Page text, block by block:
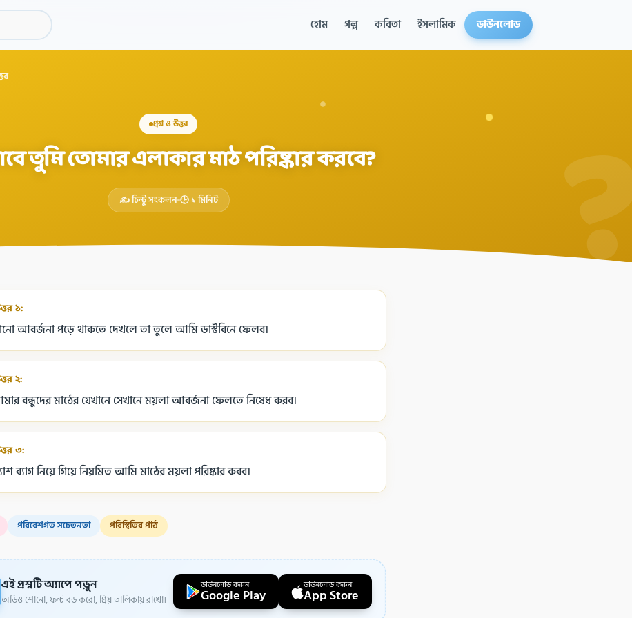
হোম গল্প কবিতা ইসলামিক ডাউনলোড
প্রশ্ন ও উত্তর
তুমি তোমার এলাকার মাঠ পরিষ্কার করবে?
✍️ চিন্টু সংকলন 🕒 ১ মিনিট
১:
আবর্জনা পড়ে থাকতে দেখলে তা তুলে আমি ডাস্টবিনে ফেলব।
২:
বন্ধুদের মাঠের যেখানে সেখানে ময়লা আবর্জনা ফেলতে নিষেধ করব।
৩:
ব্যাগ নিয়ে গিয়ে নিয়মিত আমি মাঠের ময়লা পরিষ্কার করব।
পরিবেশগত সচেতনতা পরিস্থিতির পাঠ
এই প্রশ্নটি অ্যাপে পড়ুন
অডিও শোনো, ফন্ট বড় করো, প্রিয় তালিকায় রাখো।
ডাউনলোড করুন
Google Play
ডাউনলোড করুন
App Store